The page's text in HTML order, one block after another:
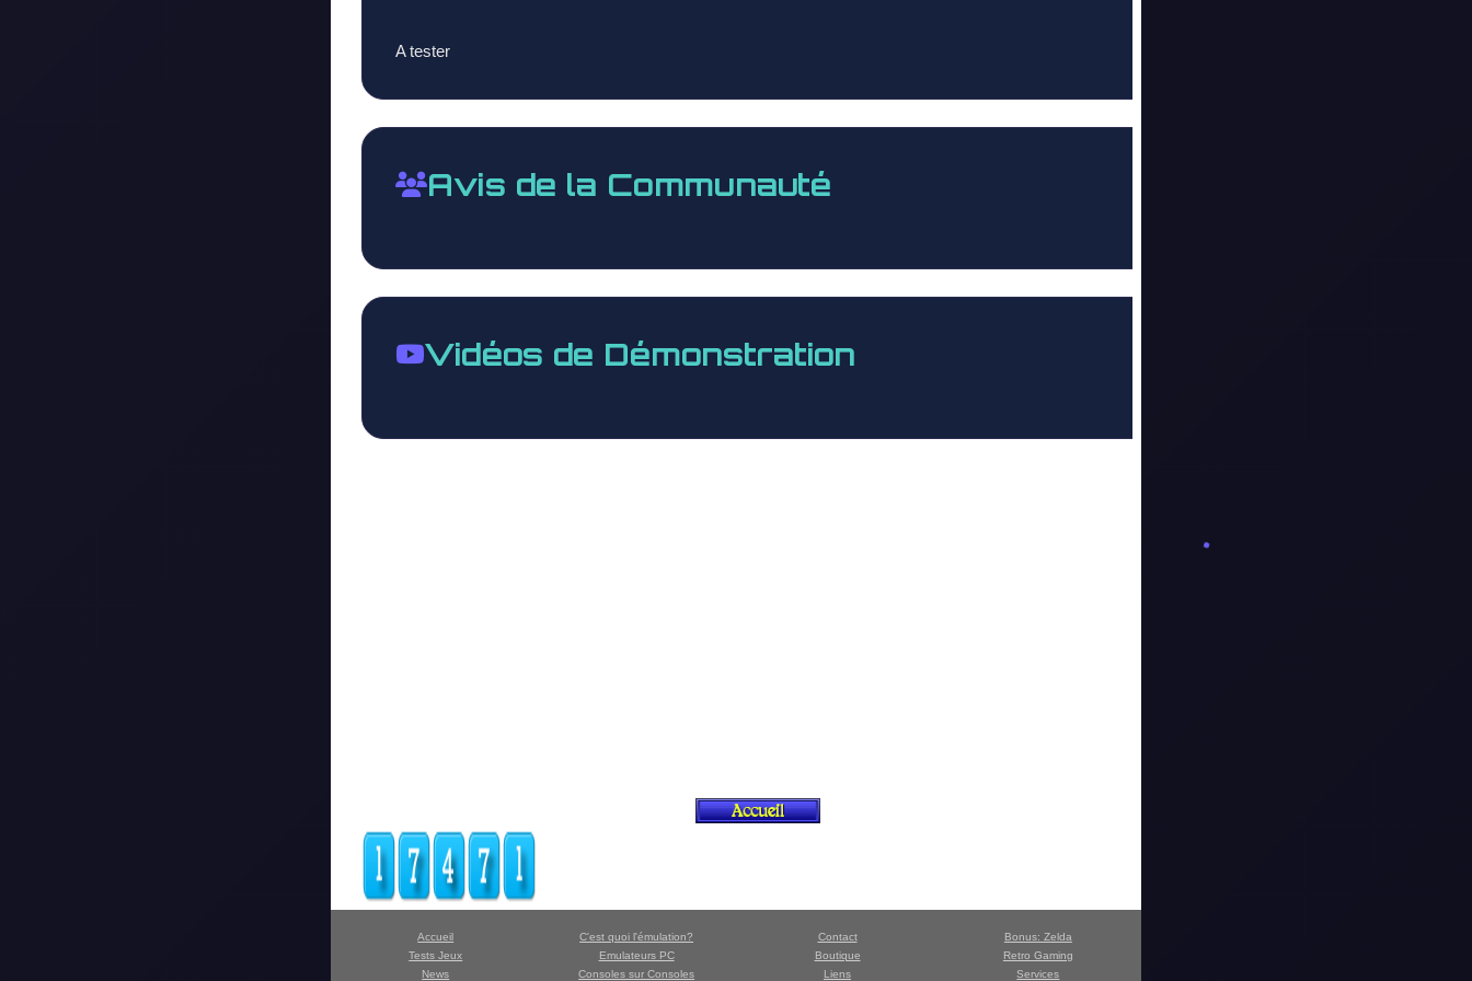
A tester
Avis de la Communauté
Vidéos de Démonstration
Accueil
Tests Jeux
News
C'est quoi l'émulation?
Emulateurs PC
Consoles sur Consoles
Contact
Boutique
Liens
Bonus: Zelda
Retro Gaming
Services